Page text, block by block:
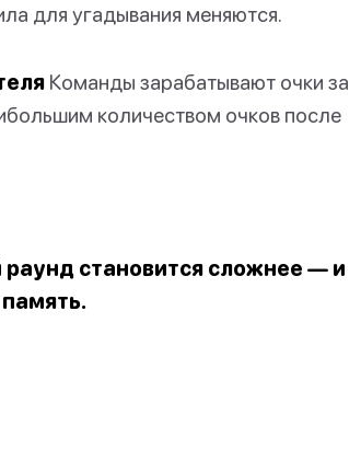
для угадывания меняются.
Команды зарабатывают очки за
количеством очков после
становится сложнее — и